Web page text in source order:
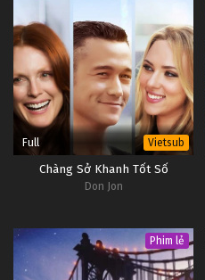
Full Vietsub
Chàng Sở Khanh Tốt Số
Don Jon
Phim lẻ